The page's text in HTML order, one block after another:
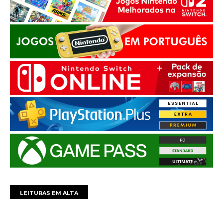
LEITURAS EM ALTA